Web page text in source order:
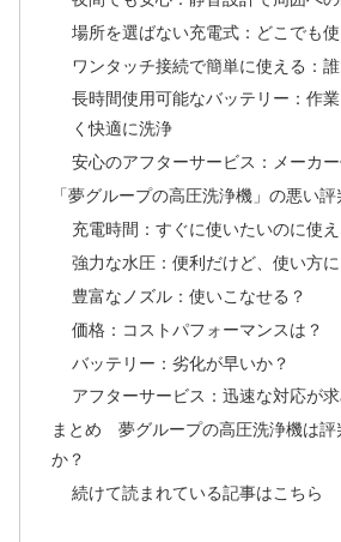
場所を選ばない充電式：どこでも
ワンタッチ接続で簡単に使える：
長時間使用可能なバッテリー：作
く快適に洗浄
安心のアフターサービス：メーカ
「夢グループの高圧洗浄機」の悪い
充電時間：すぐに使いたいのに使え
強力な水圧：便利だけど、使い方
豊富なノズル：使いこなせる？
価格：コストパフォーマンスは？
バッテリー：劣化が早いか？
アフターサービス：迅速な対応が
まとめ 夢グループの高圧洗浄機は評
か？
続けて読まれている記事はこちら